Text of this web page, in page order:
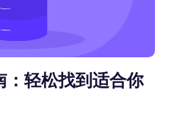
：轻松找到适合你